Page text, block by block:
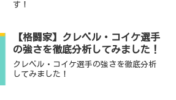
す！
【格闘家】クレベル・コイケ選手
の強さを徹底分析してみました！
クレベル・コイケ選手の強さを徹底分析
してみました！